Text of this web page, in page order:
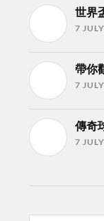
世界
7
帶你
7
傳奇
7